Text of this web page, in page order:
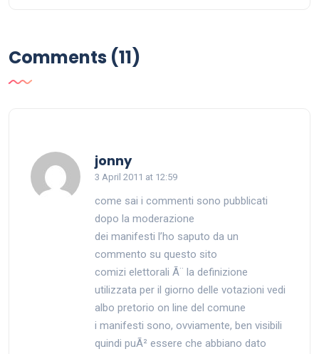
Comments (11)
jonnysays:
3 April 2011 at 12:59
come sai i commenti sono pubblicati
dopo la moderazione
dei manifesti l’ho saputo da un
commento su questo sito
comizi elettorali Ã¨ la definizione
utilizzata per il giorno delle votazioni vedi
albo pretorio on line del comune
i manifesti sono, ovviamente, ben visibili
quindi puÃ² essere che abbiano dato